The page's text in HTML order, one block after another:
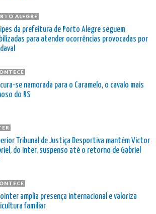
ALEGRE
da prefeitura de Porto Alegre seguem
para atender ocorrências provocadas por
se namorada para o Caramelo, o cavalo mais
do RS
Tribunal de Justiça Desportiva mantém Victor
do Inter, suspenso até o retorno de Gabriel
amplia presença internacional e valoriza
familiar